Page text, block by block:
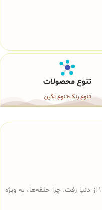
تنوع محصولات
تنوع رنگ-تنوع نگین
خاستگاه حلقه ست یا حلقه‌های ازدواج موضوعی جذاب است. سنت رد و بدل کردن حلقه ها به 3000 سال پیش باز می‌گردد، در حالی که اولین حلقه ازدواج در وصیت نامه بیوه‌ای ثبت شد که در سال 1417 از دنیا رفت. چرا حلقه‌ها، به ویژه